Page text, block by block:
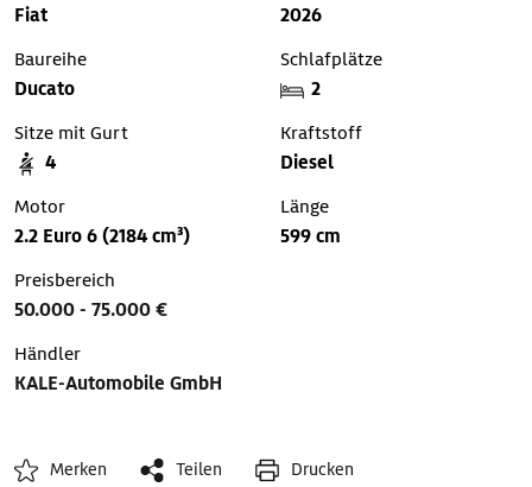
Fiat
2026
Baureihe
Ducato
Schlafplätze
2
Sitze mit Gurt
4
Kraftstoff
Diesel
Motor
2.2 Euro 6 (2184 cm³)
Länge
599 cm
Preisbereich
50.000 - 75.000 €
Händler
KALE-Automobile GmbH
Merken Teilen Drucken